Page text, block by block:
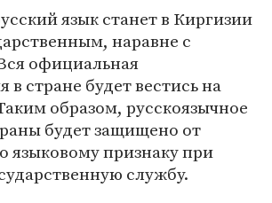
язык станет в Киргизии
наравне с
официальная
в стране будет вестись на
образом, русскоязычное
будет защищено от
языковому признаку при
службу.